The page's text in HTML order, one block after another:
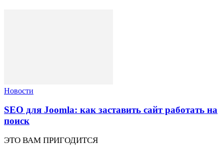
Новости
SEO для Joomla: как заставить сайт работать на
поиск
ЭТО ВАМ ПРИГОДИТСЯ